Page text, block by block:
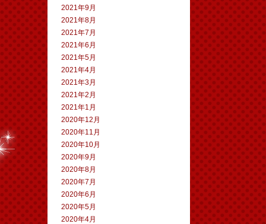
2021年9月
2021年8月
2021年7月
2021年6月
2021年5月
2021年4月
2021年3月
2021年2月
2021年1月
2020年12月
2020年11月
2020年10月
2020年9月
2020年8月
2020年7月
2020年6月
2020年5月
2020年4月